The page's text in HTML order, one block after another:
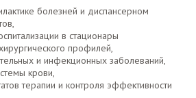
болезней и диспансерном
в стационары
профилей,
и инфекционных заболеваний,
крови,
терапии и контроля эффективности